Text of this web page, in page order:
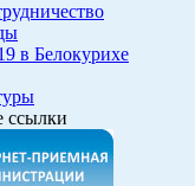
в Белокурихе
ссылки